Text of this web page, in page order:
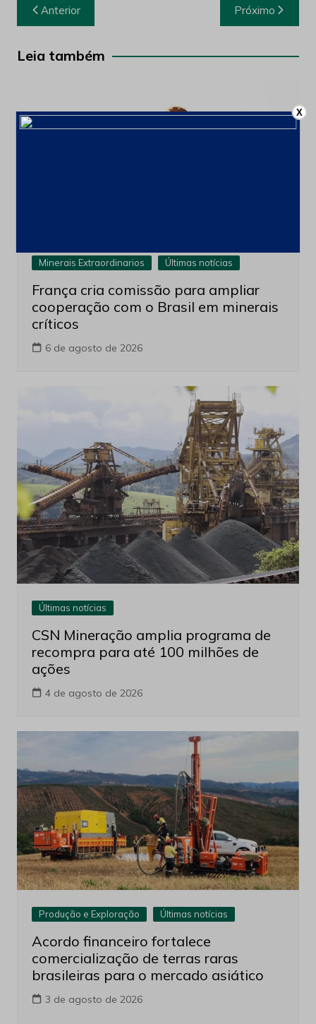
Navegação
de
Post
Anterior Próximo
Leia também
Minerais Extraordinarios Últimas notícias
França cria comissão para ampliar
cooperação com o Brasil em minerais
críticos
6 de agosto de 2026
Últimas notícias
CSN Mineração amplia programa de
recompra para até 100 milhões de
ações
4 de agosto de 2026
Produção e Exploração Últimas notícias
Acordo financeiro fortalece
comercialização de terras raras
brasileiras para o mercado asiático
3 de agosto de 2026
X